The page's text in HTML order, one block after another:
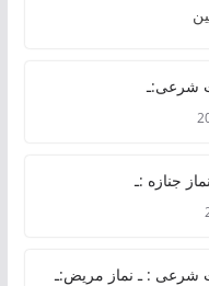
شرعی:ـ
جنازه :ـ
شرعی : ـ نماز مریض:ـ